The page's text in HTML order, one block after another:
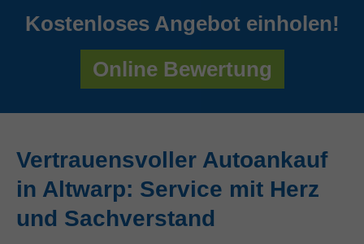
Kostenloses Angebot einholen!
Online Bewertung
Vertrauensvoller Autoankauf
in Altwarp: Service mit Herz
und Sachverstand